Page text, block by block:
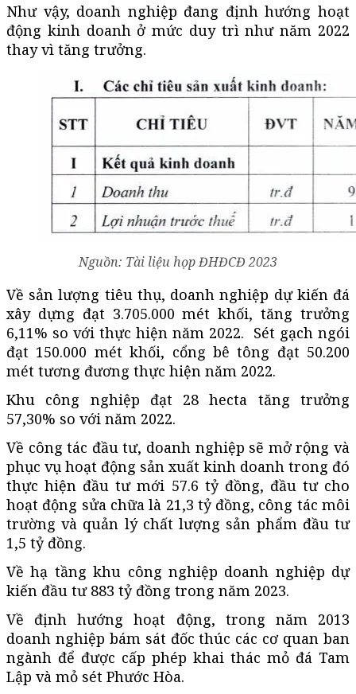
Như vậy, doanh nghiệp đang định hướng hoạt
động kinh doanh ở mức duy trì như năm 2022
thay vì tăng trưởng.
Nguồn: Tài liệu họp ĐHĐCĐ 2023
Về sản lượng tiêu thụ, doanh nghiệp dự kiến đá
xây dựng đạt 3.705.000 mét khối, tăng trưởng
6,11% so với thực hiện năm 2022. Sét gạch ngói
đạt 150.000 mét khối, cổng bê tông đạt 50.200
mét tương đương thực hiện năm 2022.
Khu công nghiệp đạt 28 hecta tăng trưởng
57,30% so với năm 2022.
Về công tác đầu tư, doanh nghiệp sẽ mở rộng và
phục vụ hoạt động sản xuất kinh doanh trong đó
thực hiện đầu tư mới 57.6 tỷ đồng, đầu tư cho
hoạt động sửa chữa là 21,3 tỷ đồng, công tác môi
trường và quản lý chất lượng sản phẩm đầu tư
1,5 tỷ đồng.
Về hạ tầng khu công nghiệp doanh nghiệp dự
kiến đầu tư 883 tỷ đồng trong năm 2023.
Về định hướng hoạt động, trong năm 2013
doanh nghiệp bám sát đốc thúc các cơ quan ban
ngành để được cấp phép khai thác mỏ đá Tam
Lập và mỏ sét Phước Hòa.